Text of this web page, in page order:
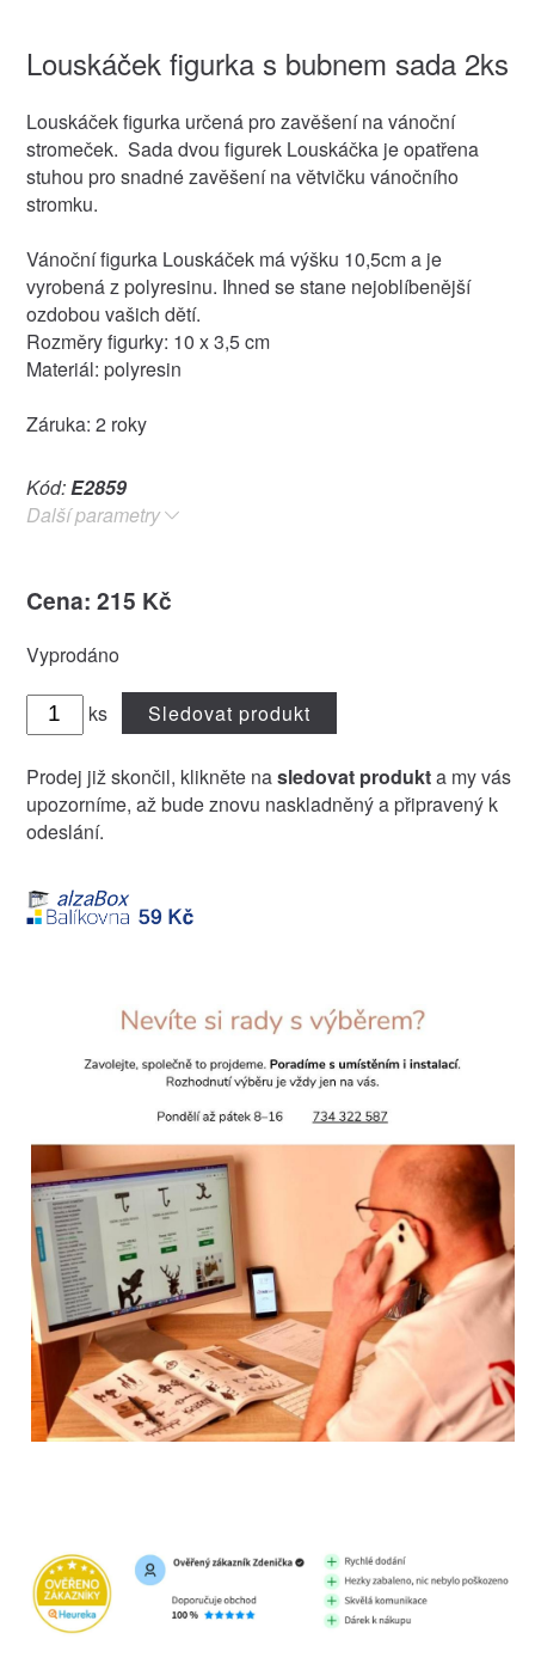
Louskáček figurka s bubnem sada 2ks
Louskáček figurka určená pro zavěšení na vánoční
stromeček. Sada dvou figurek Louskáčka je opatřena
stuhou pro snadné zavěšení na větvičku vánočního
stromku.
Vánoční figurka Louskáček má výšku 10,5cm a je
vyrobená z polyresinu. Ihned se stane nejoblíbenější
ozdobou vašich dětí.
Rozměry figurky: 10 x 3,5 cm
Materiál: polyresin
Záruka: 2 roky
Kód:E2859
Další parametry
Cena: 215 Kč
Vyprodáno
ks Sledovat produkt
Prodej již skončil, klikněte nasledovat produkta my vás
upozorníme, až bude znovu naskladněný a připravený k
odeslání.